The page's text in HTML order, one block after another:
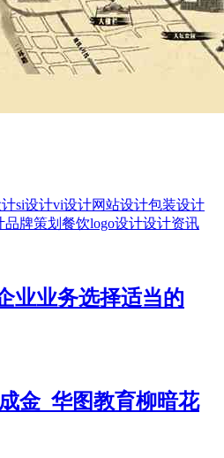
si设计vi设计网站设计包装设计
品牌策划 餐饮logo设计设计资讯
业业务选择适当的
金 华图教育柳暗花